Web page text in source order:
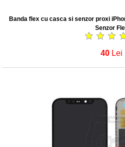
Banda flex cu casca si senzor proxi
Senzor
40 Lei